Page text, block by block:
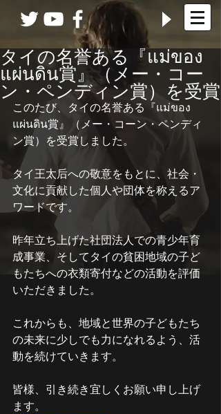
タイの名誉ある『แม่ของ
แผ่นดิน賞』（メー・コー
ン・ペンディン賞）を受賞
このたび、タイの名誉ある『แม่ของ
แผ่นดิน賞』（メー・コーン・ペンディ
ン賞）を受賞しました。
タイ王太后への敬意をもとに、社会・
文化に貢献した個人や団体を称えるア
ワードです。
昨年立ち上げた社団法人での青少年育
成事業、そしてタイの貧困地域の子ど
もたちへの衣類寄付などの活動を評価
いただきました。
これからも、地域と世界の子どもたち
の未来に少しでも力になれるよう、活
動を続けていきます。
皆様、引き続き宜しくお願い申し上げ
ます。